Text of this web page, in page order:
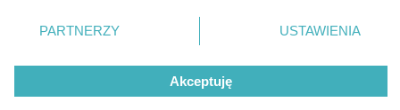
Gliwice
zmienić/wycofać klikając przycisk ustawień prywatności
znajdujący się w lewym dolnym rogu strony
rodzaje przetwarzania danych nie wymagają zgody
użytkownika, ale masz prawo sprzeciwić się takiemu
przetwarzaniu. Preferencje będą miały zastosowania tylko
PARTNERZY USTAWIENIA
Akceptuję